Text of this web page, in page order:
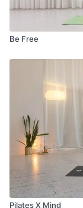
Be Free
Pilates X Mind